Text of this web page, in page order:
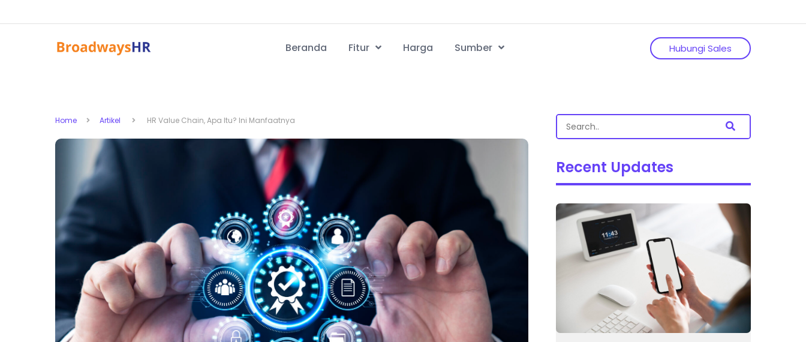
Beranda Fitur Harga Sumber Hubungi Sales
Home Artikel HR Value Chain, Apa Itu? Ini Manfaatnya
Recent Updates